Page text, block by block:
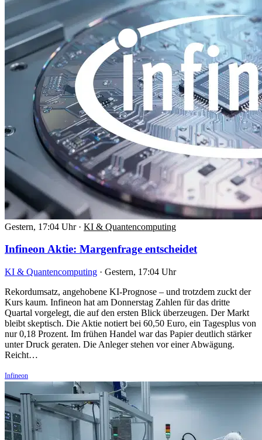
Gestern, 17:04 Uhr · KI & Quantencomputing
Infineon Aktie: Margenfrage entscheidet
KI & Quantencomputing · Gestern, 17:04 Uhr
Rekordumsatz, angehobene KI-Prognose – und trotzdem zuckt der
Kurs kaum. Infineon hat am Donnerstag Zahlen für das dritte
Quartal vorgelegt, die auf den ersten Blick überzeugen. Der Markt
bleibt skeptisch. Die Aktie notiert bei 60,50 Euro, ein Tagesplus von
nur 0,18 Prozent. Im frühen Handel war das Papier deutlich stärker
unter Druck geraten. Die Anleger stehen vor einer Abwägung.
Reicht…
Infineon